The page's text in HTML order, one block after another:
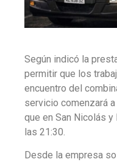
Según indicó la
permitir que los
encuentro del
servicio comenzará
que en San Nicolás
las 21:30.
Desde la empresa